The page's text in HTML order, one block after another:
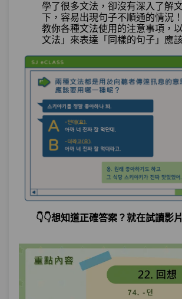
學了很多文法，卻沒有深入了解
下，容易出現句子不順通的情況！
教你各種文法使用的注意事項，
文法」 來表達 「同樣的句子」應
👇👇想知道正確答案？就在試讀影